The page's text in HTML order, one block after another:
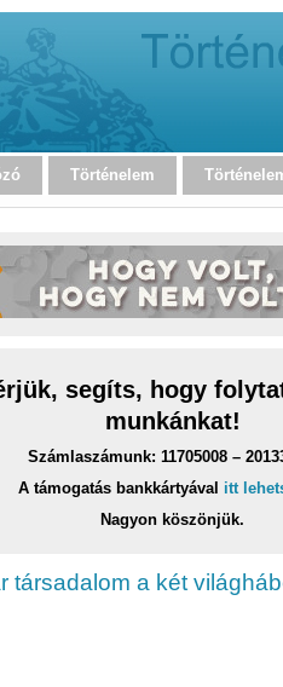
Történelem
segíts, hogy
munkánkat!
Számlaszámunk: 11705008 –
A támogatás bankkártyával itt
Nagyon köszönjük.
társadalom a két